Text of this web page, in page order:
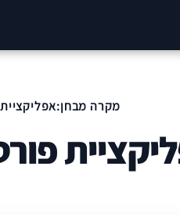
מקרה מבחן:אפליקציית WEB